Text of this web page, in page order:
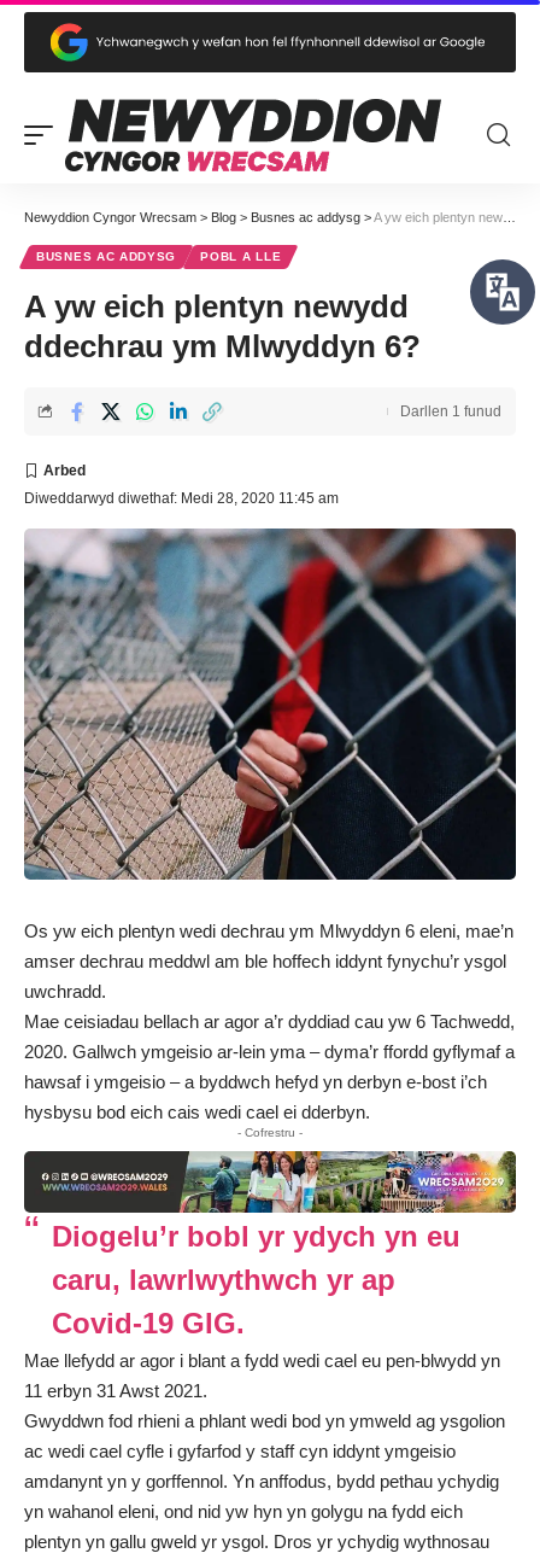
Newyddion Cyngor Wrecsam > Blog > Busnes ac addysg >A yw eich plentyn newydd ddechrau ym Mlwyddyn 6?
BUSNES AC ADDYSG POBL A LLE
A yw eich plentyn newydd
ddechrau ym Mlwyddyn 6?
Diweddarwyd diwethaf: Medi 28, 2020 11:45 am
Darllen 1 funud
Os yw eich plentyn wedi dechrau ym Mlwyddyn 6 eleni, mae’n
amser dechrau meddwl am ble hoffech iddynt fynychu’r ysgol
uwchradd.
Mae ceisiadau bellach ar agor a’r dyddiad cau yw 6 Tachwedd,
2020. Gallwch ymgeisio ar-lein yma – dyma’r ffordd gyflymaf a
hawsaf i ymgeisio – a byddwch hefyd yn derbyn e-bost i’ch
hysbysu bod eich cais wedi cael ei dderbyn.
- Cofrestru -
Diogelu’r bobl yr ydych yn eu
caru, lawrlwythwch yr ap
Covid-19 GIG.
Mae llefydd ar agor i blant a fydd wedi cael eu pen-blwydd yn
11 erbyn 31 Awst 2021.
Gwyddwn fod rhieni a phlant wedi bod yn ymweld ag ysgolion
ac wedi cael cyfle i gyfarfod y staff cyn iddynt ymgeisio
amdanynt yn y gorffennol. Yn anffodus, bydd pethau ychydig
yn wahanol eleni, ond nid yw hyn yn golygu na fydd eich
plentyn yn gallu gweld yr ysgol. Dros yr ychydig wythnosau